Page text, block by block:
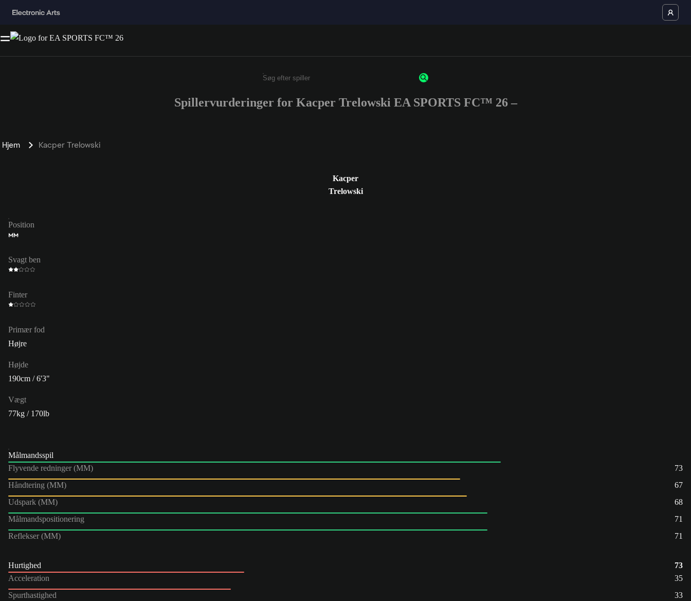
Enter a minimum of 3 characters or numbers
Spillervurderinger for Kacper Trelowski EA SPORTS FC™ 26 –
Hjem Kacper Trelowski
Kacper
Trelowski
Position
MM
Svagt ben
Finter
Primær fod
Højre
Højde
190cm / 6'3"
Vægt
77kg / 170lb
Målmandsspil
Flyvende redninger (MM)
73
Håndtering (MM)
67
Udspark (MM)
68
Målmandspositionering
71
Reflekser (MM)
71
Hurtighed
73
Acceleration
35
Spurthastighed
33